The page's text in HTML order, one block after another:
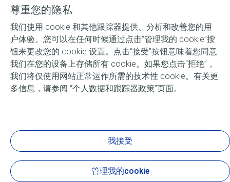
包装
4L, 18L, 208L
全线产品
尊重您的隐私
我们使用 cookie 和其他跟踪器提供、分析和改善您的用
户体验。您可以在任何时候通过点击“管理我的 cookie”按
钮来更改您的 cookie 设置。点击“接受”按钮意味着您同意
我们在您的设备上存储所有 cookie。如果您点击“拒绝”，
我们将仅使用网站正常运作所需的技术性 cookie。有关更
多信息，请参阅 “个人数据和跟踪器政策”页面。
我接受
管理我的cookie